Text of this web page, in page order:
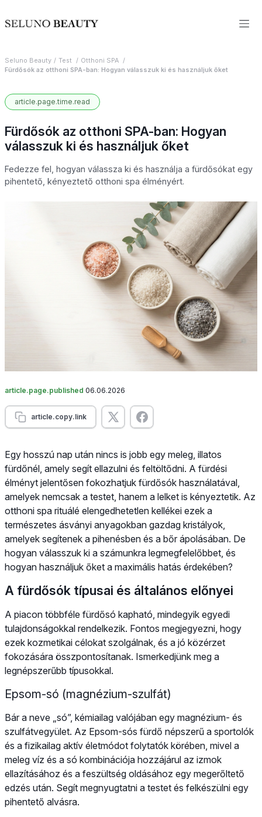
Seluno Beauty Test
Otthoni SPA
Fürdősók az otthoni SPA-ban: Hogyan válasszuk ki és használjuk őket
article.page.time.read
Fürdősók az otthoni SPA-ban: Hogyan
válasszuk ki és használjuk őket
Fedezze fel, hogyan válassza ki és használja a fürdősókat egy
pihentető, kényeztető otthoni spa élményért.
article.page.published 06.06.2026
article.copy.link
Egy hosszú nap után nincs is jobb egy meleg, illatos
fürdőnél, amely segít ellazulni és feltöltődni. A fürdési
élményt jelentősen fokozhatjuk fürdősók használatával,
amelyek nemcsak a testet, hanem a lelket is kényeztetik. Az
otthoni spa rituálé elengedhetetlen kellékei ezek a
természetes ásványi anyagokban gazdag kristályok,
amelyek segítenek a pihenésben és a bőr ápolásában. De
hogyan válasszuk ki a számunkra legmegfelelőbbet, és
hogyan használjuk őket a maximális hatás érdekében?
A fürdősók típusai és általános előnyei
A piacon többféle fürdősó kapható, mindegyik egyedi
tulajdonságokkal rendelkezik. Fontos megjegyezni, hogy
ezek kozmetikai célokat szolgálnak, és a jó közérzet
fokozására összpontosítanak. Ismerkedjünk meg a
legnépszerűbb típusokkal.
Epsom-só (magnézium-szulfát)
Bár a neve „só”, kémiailag valójában egy magnézium- és
szulfátvegyület. Az Epsom-sós fürdő népszerű a sportolók
és a fizikailag aktív életmódot folytatók körében, mivel a
meleg víz és a só kombinációja hozzájárul az izmok
ellazításához és a feszültség oldásához egy megerőltető
edzés után. Segít megnyugtatni a testet és felkészülni egy
pihentető alvásra.